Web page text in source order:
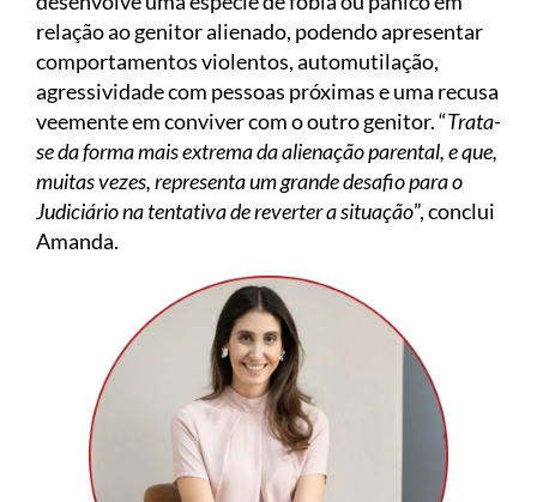
relação ao genitor alienado, podendo apresentar
comportamentos violentos, automutilação,
agressividade com pessoas próximas e uma recusa
veemente em conviver com o outro genitor. “Trata-
se da forma mais extrema da alienação parental, e que,
muitas vezes, representa um grande desafio para o
Judiciário na tentativa de reverter a situação”, conclui
Amanda.